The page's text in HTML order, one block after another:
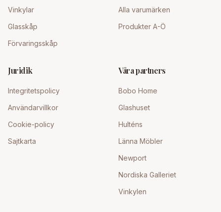
Vinkylar
Glasskåp
Förvaringsskåp
Alla varumärken
Produkter A-Ö
Juridik
Integritetspolicy
Användarvillkor
Cookie-policy
Sajtkarta
Våra partners
Bobo Home
Glashuset
Hulténs
Länna Möbler
Newport
Nordiska Galleriet
Vinkylen